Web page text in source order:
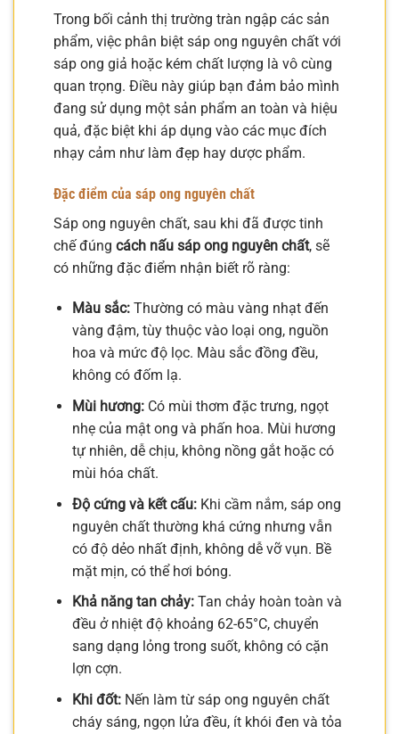
Trong bối cảnh thị trường tràn ngập các sản
phẩm, việc phân biệt sáp ong nguyên chất với
sáp ong giả hoặc kém chất lượng là vô cùng
quan trọng. Điều này giúp bạn đảm bảo mình
đang sử dụng một sản phẩm an toàn và hiệu
quả, đặc biệt khi áp dụng vào các mục đích
nhạy cảm như làm đẹp hay dược phẩm.
Đặc điểm của sáp ong nguyên chất
Sáp ong nguyên chất, sau khi đã được tinh
chế đúng cách nấu sáp ong nguyên chất, sẽ
có những đặc điểm nhận biết rõ ràng:
Màu sắc:Thường có màu vàng nhạt đến
vàng đậm, tùy thuộc vào loại ong, nguồn
hoa và mức độ lọc. Màu sắc đồng đều,
không có đốm lạ.
Mùi hương:Có mùi thơm đặc trưng, ngọt
nhẹ của mật ong và phấn hoa. Mùi hương
tự nhiên, dễ chịu, không nồng gắt hoặc có
mùi hóa chất.
Độ cứng và kết cấu:Khi cầm nắm, sáp ong
nguyên chất thường khá cứng nhưng vẫn
có độ dẻo nhất định, không dễ vỡ vụn. Bề
mặt mịn, có thể hơi bóng.
Khả năng tan chảy:Tan chảy hoàn toàn và
đều ở nhiệt độ khoảng 62-65°C, chuyển
sang dạng lỏng trong suốt, không có cặn
lợn cợn.
Khi đốt:Nến làm từ sáp ong nguyên chất
cháy sáng, ngọn lửa đều, ít khói đen và tỏa